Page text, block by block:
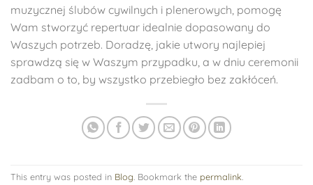
muzycznej ślubów cywilnych i plenerowych, pomogę
Wam stworzyć repertuar idealnie dopasowany do
Waszych potrzeb. Doradzę, jakie utwory najlepiej
sprawdzą się w Waszym przypadku, a w dniu ceremonii
zadbam o to, by wszystko przebiegło bez zakłóceń.
This entry was posted in Blog . Bookmark the permalink